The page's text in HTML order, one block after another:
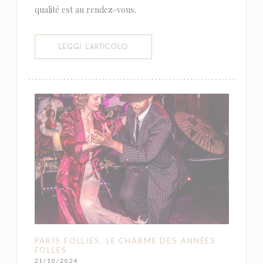
qualité est au rendez-vous.
LEGGI L'ARTICOLO
PARIS FOLLIES, LE CHARME DES ANNÉES
FOLLES
21/10/2024